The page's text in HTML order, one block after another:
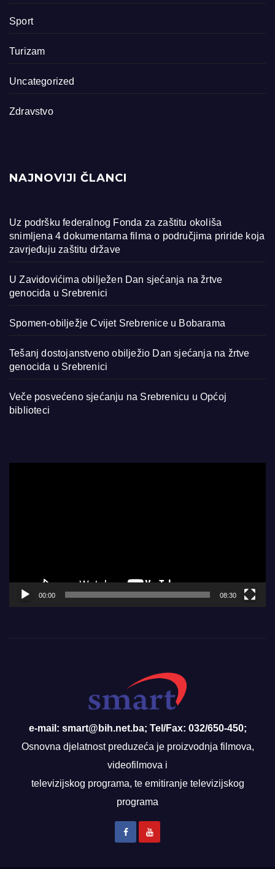
Sport
Turizam
Uncategorized
Zdravstvo
NAJNOVIJI ČLANCI
Uz podršku federalnog Fonda za zaštitu okoliša
snimljena 4 dokumentarna filma o područjima priride koja
zavrjeđuju zaštitu države
U Zavidovićima obilježen Dan sjećanja na žrtve
genocida u Srebrenici
Spomen-obilježje Cvijet Srebrenice u Bobarama
Tešanj dostojanstveno obilježio Dan sjećanja na žrtve
genocida u Srebrenici
Veče posvećeno sjećanju na Srebrenicu u Općoj
biblioteci
00:00 08:30
e-mail: smart@bih.net.ba; Tel/Fax: 032/650-450;
Osnovna djelatnost preduzeća je proizvodnja filmova,
videofilmova i
televizijskog programa, te emitiranje televizijskog
programa